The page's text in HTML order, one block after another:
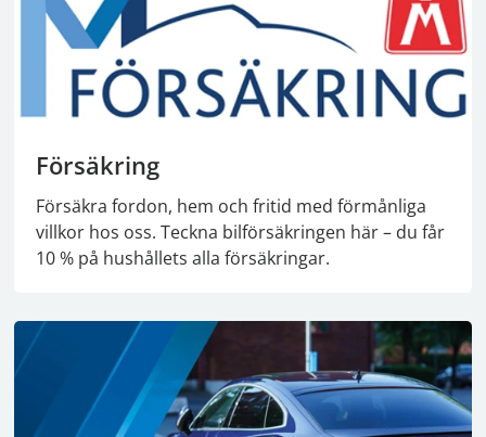
Försäkring
Försäkra fordon, hem och fritid med förmånliga
villkor hos oss. Teckna bilförsäkringen här – du får
10 % på hushållets alla försäkringar.